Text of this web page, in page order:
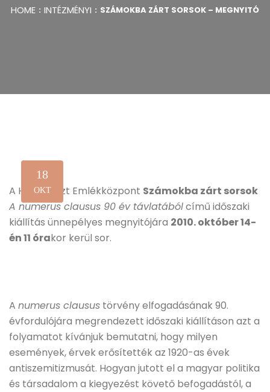
HOME INTÉZMÉNYI SZÁMOKBA ZÁRT SORSOK – MEGNYITÓ
18
OKT
A Holokauszt Emlékközpont Számokba zárt sorsok
A numerus clausus 90 év távlatábólcímű időszaki
kiállítás ünnepélyes megnyitójára 2010. október 14-
én 11 órakor kerül sor.
A numerus clausus törvény elfogadásának 90.
évfordulójára megrendezett időszaki kiállításon azt a
folyamatot kívánjuk bemutatni, hogy milyen
események, érvek erősítették az 1920-as évek
antiszemitizmusát. Hogyan jutott el a magyar politika
és társadalom a kiegyezést követő befogadástól, a